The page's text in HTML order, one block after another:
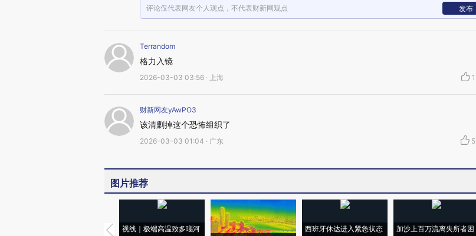
评论仅代表网友个人观点，不代表财新网观点 发布
Terrandom
格力入镜
2026-03-03 03:56 · 上海 1
财新网友yAwPO3
该清剿掉这个恐怖组织了
2026-03-03 01:04 · 广东 5
图片推荐
视线｜极端高温致多瑙河
西班牙休达进入紧急状态
加沙上百万流离失所者困